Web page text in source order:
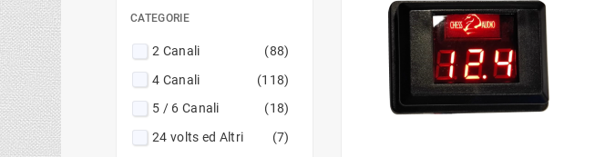
CATEGORIE
2 Canali
(88)
4 Canali
(118)
5 / 6 Canali
(18)
24 volts ed Altri
(7)